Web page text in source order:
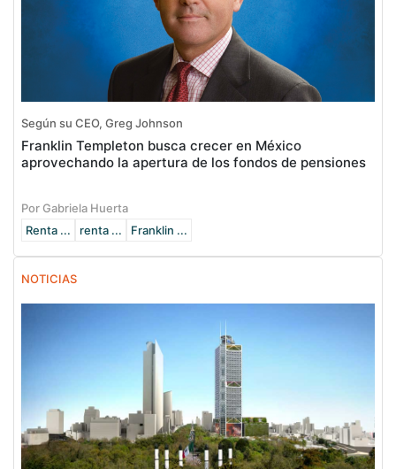
Según su CEO, Greg Johnson
Franklin Templeton busca crecer en México
aprovechando la apertura de los fondos de pensiones
Por Gabriela Huerta
Renta ...
renta ... Franklin ...
NOTICIAS